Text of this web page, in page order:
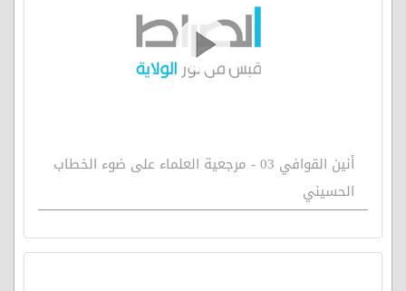
أنين القوافي 03 - مرجعية العلماء على ضوء الخطاب
الحسيني